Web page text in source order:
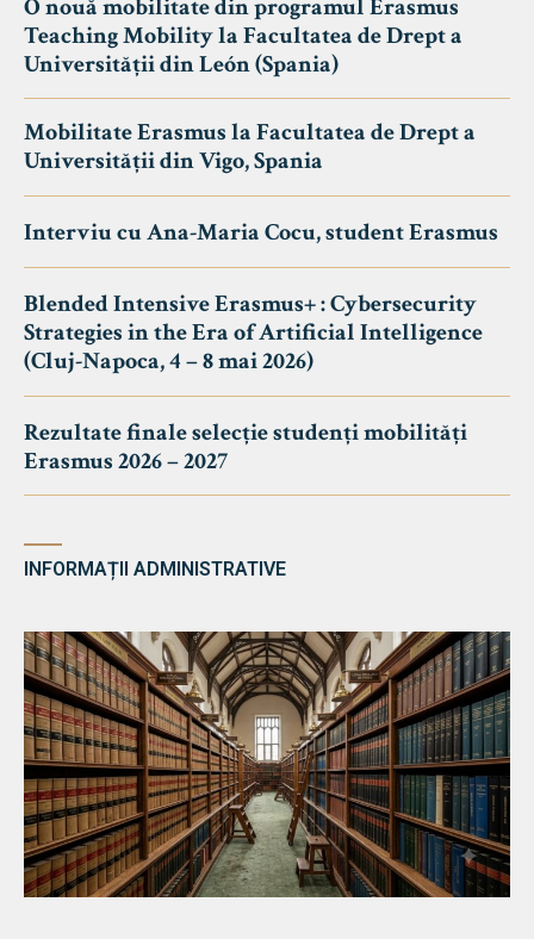
O nouă mobilitate din programul Erasmus
Teaching Mobility la Facultatea de Drept a
Universității din León (Spania)
Mobilitate Erasmus la Facultatea de Drept a
Universității din Vigo, Spania
Interviu cu Ana-Maria Cocu, student Erasmus
Blended Intensive Erasmus+ : Cybersecurity
Strategies in the Era of Artificial Intelligence
(Cluj-Napoca, 4 – 8 mai 2026)
Rezultate finale selecție studenți mobilități
Erasmus 2026 – 2027
INFORMAȚII ADMINISTRATIVE